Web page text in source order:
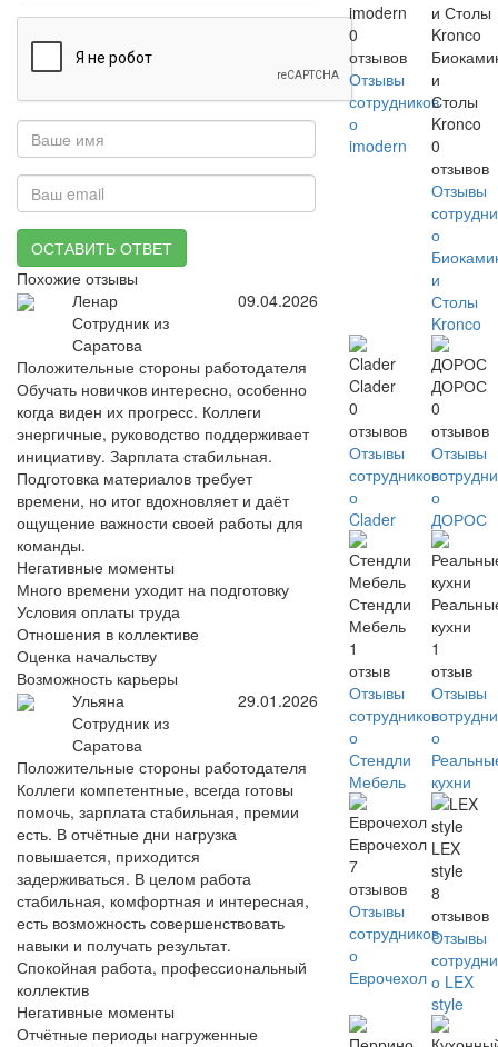
ОСТАВИТЬ ОТВЕТ
Похожие отзывы
Ленар
Сотрудник из
Саратова
09.04.2026
Положительные стороны работодателя
Обучать новичков интересно, особенно
когда виден их прогресс. Коллеги
энергичные, руководство поддерживает
инициативу. Зарплата стабильная.
Подготовка материалов требует
времени, но итог вдохновляет и даёт
ощущение важности своей работы для
команды.
Негативные моменты
Много времени уходит на подготовку
Условия оплаты труда
Отношения в коллективе
Оценка начальству
Возможность карьеры
Ульяна
Сотрудник из
Саратова
29.01.2026
Положительные стороны работодателя
Коллеги компетентные, всегда готовы
помочь, зарплата стабильная, премии
есть. В отчётные дни нагрузка
повышается, приходится
задерживаться. В целом работа
стабильная, комфортная и интересная,
есть возможность совершенствовать
навыки и получать результат.
Спокойная работа, профессиональный
коллектив
Негативные моменты
Отчётные периоды нагруженные
imodern
0
отзывов
Отзывы
сотрудников
о
imodern
и
Столы
Kronco
0
отзывов
Отзывы
о
и
Столы
Kronco
Clader
0
отзывов
Отзывы
сотрудников
о
Clader
ДОРОС
0
отзывов
Отзывы
о
ДОРОС
Стендли
Мебель
1
отзыв
Отзывы
сотрудников
о
Стендли
Мебель
кухни
1
отзыв
Отзывы
о
кухни
Еврочехол
7
отзывов
Отзывы
сотрудников
о
Еврочехол
LEX
style
8
отзывов
Отзывы
о LEX
style